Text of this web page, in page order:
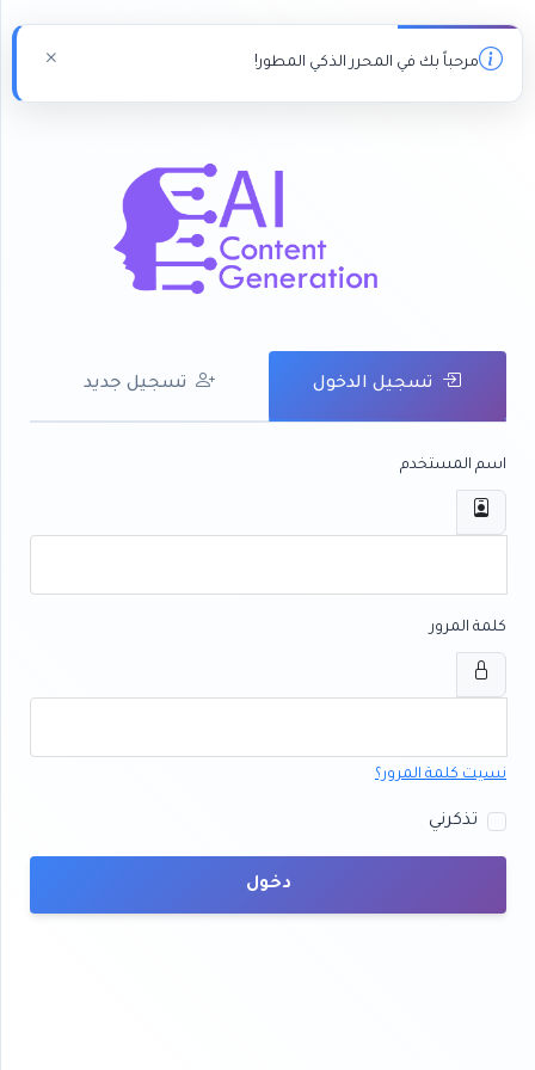
تسجيل الدخول تسجيل جديد
اسم المستخدم
كلمة المرور
نسيت كلمة المرور؟
تذكرني
دخول
مرحباً بك في المحرر الذكي المطور!